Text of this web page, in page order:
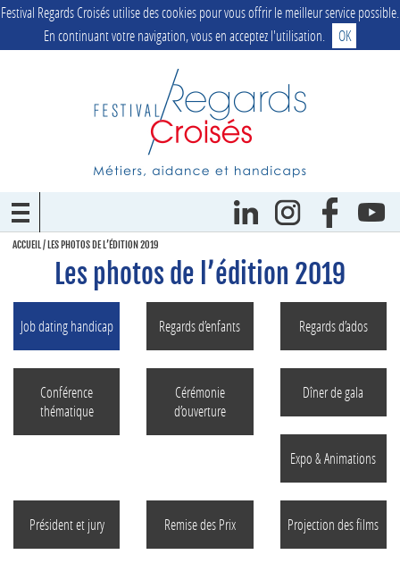
Festival Regards Croisés utilise des cookies pour vous offrir le meilleur service possible.
En continuant votre navigation, vous en acceptez l'utilisation.
OK
ACCUEIL/ LES PHOTOS DE L’ÉDITION 2019
Les photos de l’édition 2019
Job dating handicap Regards d’enfants Regards d’ados
Conférence
thématique
Cérémonie
d’ouverture
Dîner de gala
Expo & Animations
Président et jury Remise des Prix Projection des films